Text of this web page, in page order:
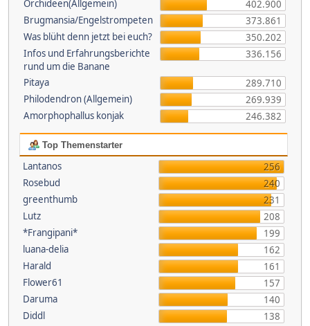
Orchideen(Allgemein)
402.900
Brugmansia/Engelstrompeten
373.861
Was blüht denn jetzt bei euch?
350.202
Infos und Erfahrungsberichte
rund um die Banane
336.156
Pitaya
289.710
Philodendron (Allgemein)
269.939
Amorphophallus konjak
246.382
Top Themenstarter
Lantanos
256
Rosebud
240
greenthumb
231
Lutz
208
*Frangipani*
199
luana-delia
162
Harald
161
Flower61
157
Daruma
140
Diddl
138